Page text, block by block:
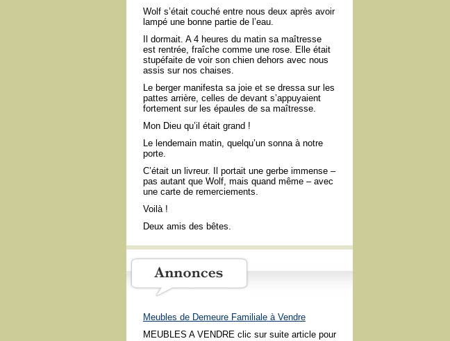
Wolf s’était couché entre nous deux après avoir
lampé une bonne partie de l’eau.
Il dormait. A 4 heures du matin sa maîtresse
est rentrée, fraîche comme une rose. Elle était
stupéfaite de voir son chien dehors avec nous
assis sur nos chaises.
Le berger manifesta sa joie et se dressa sur les
pattes arrière, celles de devant s’appuyaient
fortement sur les épaules de sa maîtresse.
Mon Dieu qu’il était grand !
Le lendemain matin, quelqu’un sonna à notre
porte.
C’était un livreur. Il portait une gerbe immense –
pas autant que Wolf, mais quand même – avec
une carte de remerciements.
Voilà !
Deux amis des bêtes.
Meubles de Demeure Familiale à Vendre
MEUBLES A VENDRE clic sur suite article pour